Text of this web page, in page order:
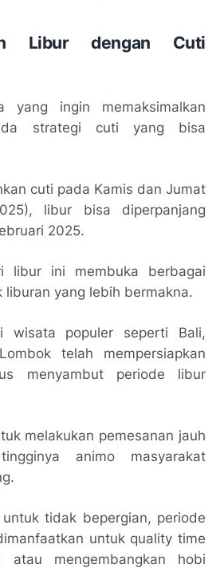
Libur dengan Cuti
yang ingin memaksimalkan
strategi cuti yang bisa
cuti pada Kamis dan Jumat
libur bisa diperpanjang
2025.
libur ini membuka berbagai
liburan yang lebih bermakna.
wisata populer seperti Bali,
telah mempersiapkan
menyambut periode libur
melakukan pemesanan jauh
animo masyarakat
tidak bepergian, periode
untuk quality time
atau mengembangkan hobi